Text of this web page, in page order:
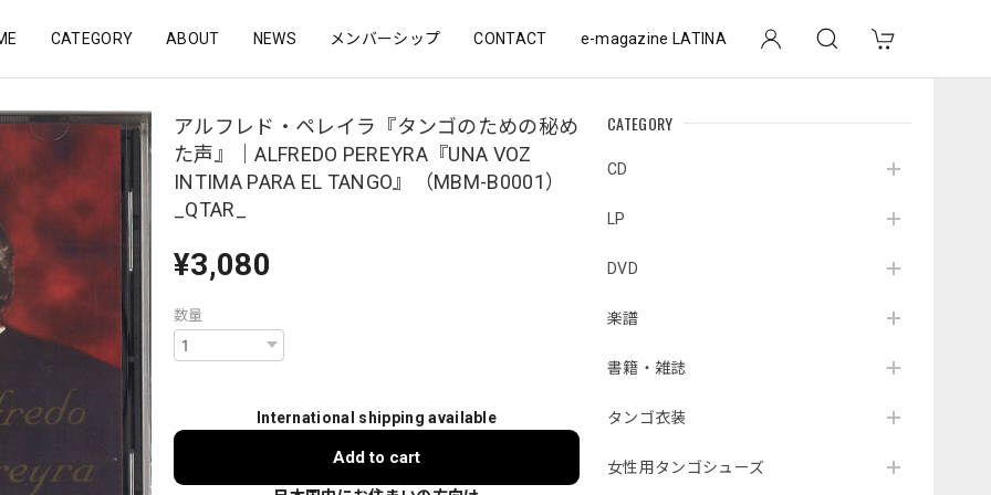
CATEGORY ABOUT NEWS メンバーシップ CONTACT e-magazine LATINA
CATEGORY
CD
LP
DVD
楽譜
書籍・雑誌
タンゴ衣装
女性用タンゴシューズ
アルフレド・ペレイラ『タンゴのための秘め
た声』｜ALFREDO PEREYRA『UNA VOZ
INTIMA PARA EL TANGO』（MBM-B0001）
_QTAR_
¥3,080
数量
International shipping available
Add to cart